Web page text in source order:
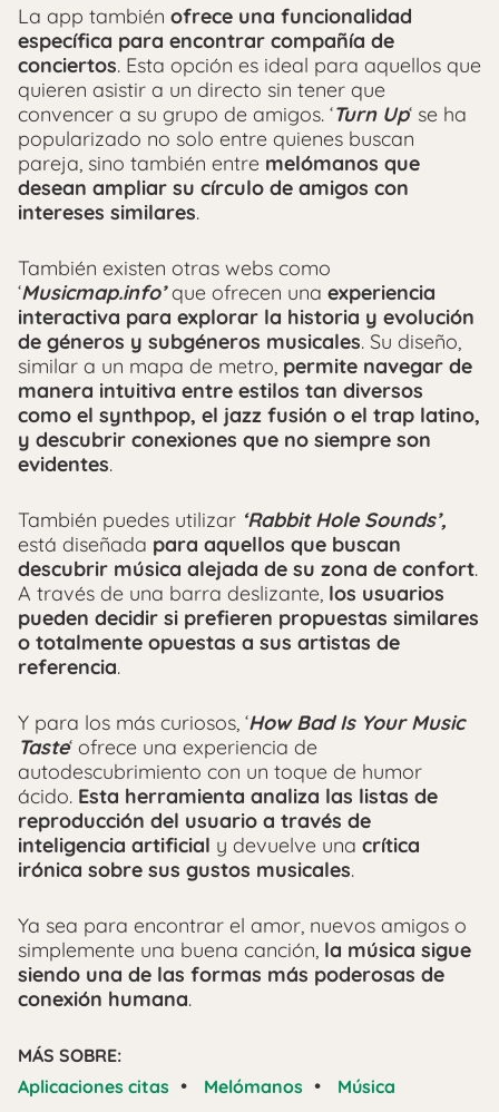
La app también ofrece una funcionalidad
específica para encontrar compañía de
conciertos. Esta opción es ideal para aquellos que
quieren asistir a un directo sin tener que
convencer a su grupo de amigos. ‘Turn Up‘ se ha
popularizado no solo entre quienes buscan
pareja, sino también entre melómanos que
desean ampliar su círculo de amigos con
intereses similares.
También existen otras webs como
‘Musicmap.info’que ofrecen una experiencia
interactiva para explorar la historia y evolución
de géneros y subgéneros musicales. Su diseño,
similar a un mapa de metro, permite navegar de
manera intuitiva entre estilos tan diversos
como el synthpop, el jazz fusión o el trap latino,
y descubrir conexiones que no siempre son
evidentes.
También puedes utilizar ‘Rabbit Hole Sounds’,
está diseñada para aquellos que buscan
descubrir música alejada de su zona de confort.
A través de una barra deslizante, los usuarios
pueden decidir si prefieren propuestas similares
o totalmente opuestas a sus artistas de
referencia.
Y para los más curiosos, ‘How Bad Is Your Music
Taste‘ ofrece una experiencia de
autodescubrimiento con un toque de humor
ácido. Esta herramienta analiza las listas de
reproducción del usuario a través de
inteligencia artificial y devuelve una crítica
irónica sobre sus gustos musicales.
Ya sea para encontrar el amor, nuevos amigos o
simplemente una buena canción, la música sigue
siendo una de las formas más poderosas de
conexión humana.
MÁS SOBRE:
Aplicaciones citas • Melómanos • Música